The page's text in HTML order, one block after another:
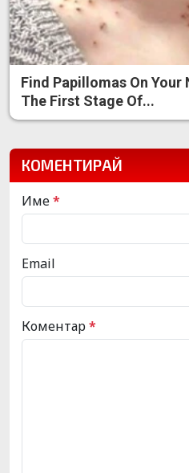
Find Papillomas On Your
The First Stage Of...
КОМЕНТИРАЙ
Име*
Email
Коментар*